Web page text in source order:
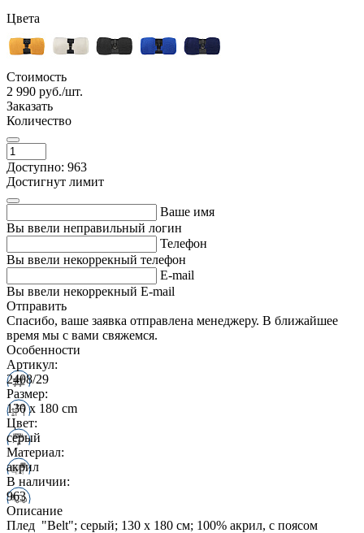
Цвета
Стоимость
2 990 руб./шт.
Заказать
Количество
Доступно: 963
Достигнут лимит
Ваше имя
Вы ввели неправильный логин
Телефон
Вы ввели некоррекный телефон
E-mail
Вы ввели некоррекный E-mail
Отправить
Спасибо, ваше заявка отправлена менеджеру. В ближайшее
время мы с вами свяжемся.
Особенности
Артикул:
2408/29
Размер:
130 x 180 cm
Цвет:
серый
Материал:
акрил
В наличии:
963
Описание
Плед "Belt"; серый; 130 х 180 см; 100% акрил, с поясом